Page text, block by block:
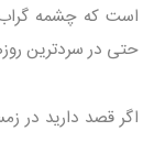
است که چشمه گراب
حتی در سردترین
اگر قصد دارید در